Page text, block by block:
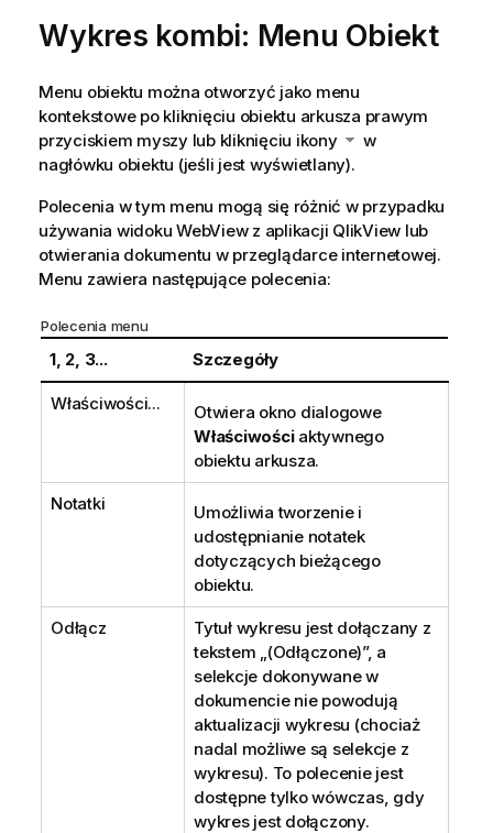
Wykres kombi: Menu Obiekt
Menu obiektu można otworzyć jako menu
kontekstowe po kliknięciu obiektu arkusza prawym
przyciskiem myszy lub kliknięciu ikony
w
nagłówku obiektu (jeśli jest wyświetlany).
Polecenia w tym menu mogą się różnić w przypadku
używania widoku WebView z aplikacji QlikView lub
otwierania dokumentu w przeglądarce internetowej.
Menu zawiera następujące polecenia:
Polecenia menu
1, 2, 3... Szczegóły
Właściwości...
Otwiera okno dialogowe
Właściwościaktywnego
obiektu arkusza.
Notatki
Umożliwia tworzenie i
udostępnianie notatek
dotyczących bieżącego
obiektu.
Odłącz
Tytuł wykresu jest dołączany z
tekstem „(Odłączone)”, a
selekcje dokonywane w
dokumencie nie powodują
aktualizacji wykresu (chociaż
nadal możliwe są selekcje z
wykresu). To polecenie jest
dostępne tylko wówczas, gdy
wykres jest dołączony.